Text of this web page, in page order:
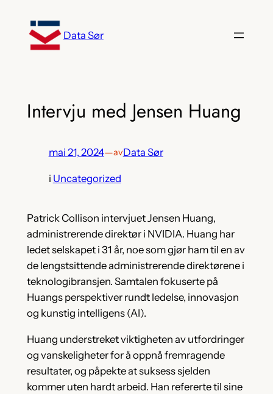
innhold
Data Sør
Intervju med Jensen Huang
mai 21, 2024—avData Sør
i Uncategorized
Patrick Collison intervjuet Jensen Huang,
administrerende direktør i NVIDIA. Huang har
ledet selskapet i 31 år, noe som gjør ham til en av
de lengstsittende administrerende direktørene i
teknologibransjen. Samtalen fokuserte på
Huangs perspektiver rundt ledelse, innovasjon
og kunstig intelligens (AI).
Huang understreket viktigheten av utfordringer
og vanskeligheter for å oppnå fremragende
resultater, og påpekte at suksess sjelden
kommer uten hardt arbeid. Han refererte til sine